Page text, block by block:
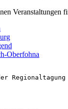
Veranstaltungen
Oberfohna
Regionaltagung